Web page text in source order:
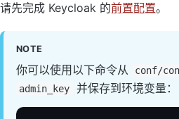
请先完成 Keycloak 的前置配置。
NOTE
你可以使用以下命令从 conf/
admin_key 并保存到环境变量：